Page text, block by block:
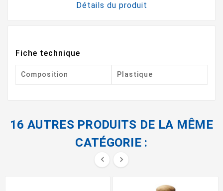
Détails du produit
Fiche technique
Composition Plastique
16 AUTRES PRODUITS DE LA MÊME
CATÉGORIE :
 